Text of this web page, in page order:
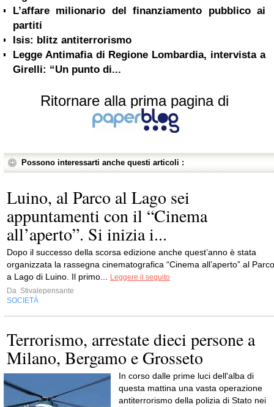
L’affare milionario del finanziamento pubblico ai
partiti
Isis: blitz antiterrorismo
Legge Antimafia di Regione Lombardia, intervista a
Girelli: “Un punto di...
Ritornare alla prima pagina di
Possono interessarti anche questi articoli :
Luino, al Parco al Lago sei
appuntamenti con il “Cinema
all’aperto”. Si inizia i...
Dopo il successo della scorsa edizione anche quest’anno è stata
organizzata la rassegna cinematografica “Cinema all’aperto” al Parco
a Lago di Luino. Il primo...
Leggere il seguito
Da Stivalepensante
SOCIETÀ
Terrorismo, arrestate dieci persone a
Milano, Bergamo e Grosseto
In corso dalle prime luci dell'alba di
questa mattina una vasta operazione
antiterrorismo della polizia di Stato nei